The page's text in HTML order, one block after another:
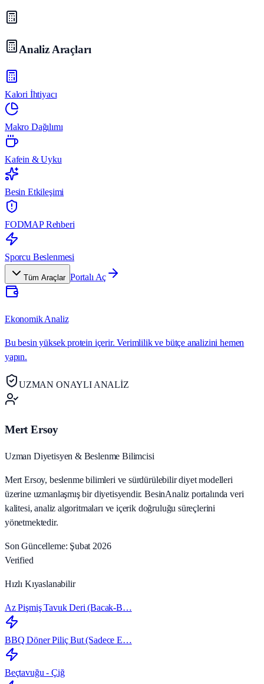
Analiz Araçları
Kalori İhtiyacı
Makro Dağılımı
Kafein & Uyku
Besin Etkileşimi
FODMAP Rehberi
Sporcu Beslenmesi
Tüm Araçlar Portalı Aç
Ekonomik Analiz
Bu besin yüksek protein içerir. Verimlilik ve bütçe analizini hemen
yapın.
UZMAN ONAYLI ANALİZ
Mert Ersoy
Uzman Diyetisyen & Beslenme Bilimcisi
Mert Ersoy, beslenme bilimleri ve sürdürülebilir diyet modelleri
üzerine uzmanlaşmış bir diyetisyendir. BesinAnaliz portalında veri
kalitesi, analiz algoritmaları ve içerik doğruluğu süreçlerini
yönetmektedir.
Son Güncelleme: Şubat 2026
Verified
Hızlı Kıyaslanabilir
Az Pişmiş Tavuk Deri (Bacak‑B…
BBQ Döner Piliç But (Sadece E…
Beçtavuğu - Çiğ